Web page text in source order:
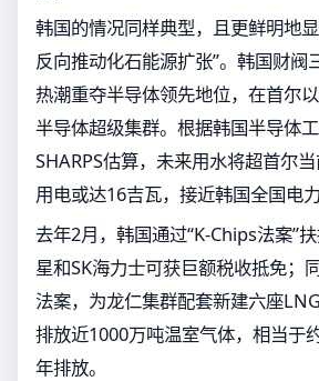
韩国的情况同样典型，且更鲜明地
反向推动化石能源扩张”。韩国财阀
热潮重夺半导体领先地位，在首尔
半导体超级集群。根据韩国半导体
SHARPS估算，未来用水将超首尔当
用电或达16吉瓦，接近韩国全国电
去年2月，韩国通过“K-Chips法案”
星和SK海力士可获巨额税收抵免；
法案，为龙仁集群配套新建六座
排放近1000万吨温室气体，相当于
年排放。